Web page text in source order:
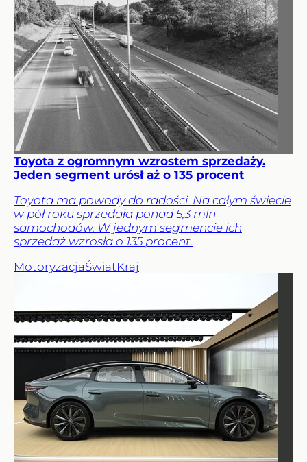
Toyota z ogromnym wzrostem sprzedaży.
Jeden segment urósł aż o 135 procent
Toyota ma powody do radości. Na całym świecie
w pół roku sprzedała ponad 5,3 mln
samochodów. W jednym segmencie ich
sprzedaż wzrosła o 135 procent.
MotoryzacjaŚwiatKraj